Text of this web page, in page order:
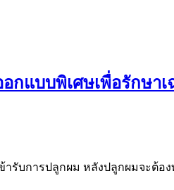
กแบบพิเศษเพื่อรักษา
รับการปลูกผม หลังปลูกผมจะต้อง